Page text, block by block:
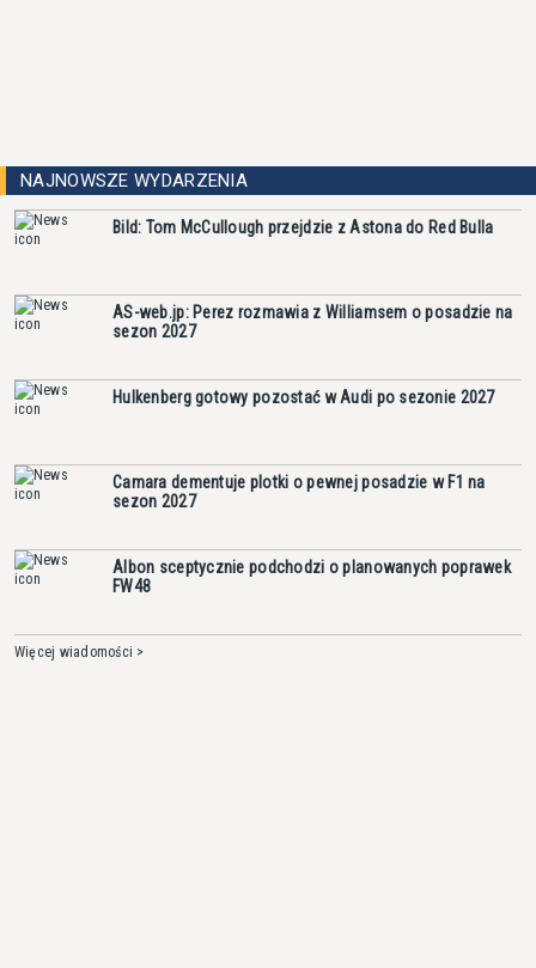
NAJNOWSZE WYDARZENIA
Bild: Tom McCullough przejdzie z Astona do Red Bulla
AS-web.jp: Perez rozmawia z Williamsem o posadzie na
sezon 2027
Hulkenberg gotowy pozostać w Audi po sezonie 2027
Camara dementuje plotki o pewnej posadzie w F1 na
sezon 2027
Albon sceptycznie podchodzi o planowanych poprawek
FW48
Więcej wiadomości >